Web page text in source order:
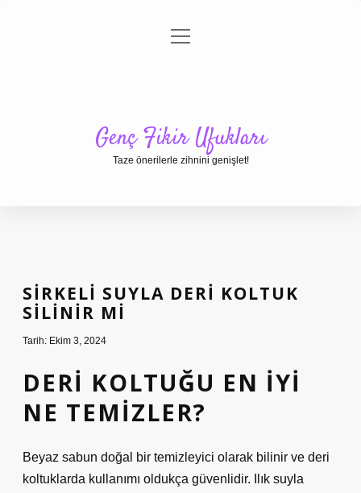
Gizlilik Politikası
menüyü
Genç Fikir Ufukları
Taze önerilerle zihnini genişlet!
SIRKELI SUYLA DERI KOLTUK
SILINIR MI
Tarih: Ekim 3, 2024
DERI KOLTUĞU EN IYI
NE TEMIZLER?
Beyaz sabun doğal bir temizleyici olarak bilinir ve deri
koltuklarda kullanımı oldukça güvenlidir. Ilık suyla